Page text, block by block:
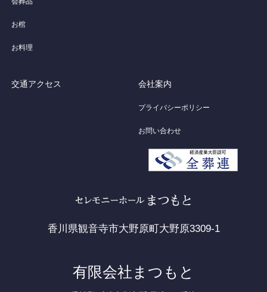
お棺
お料理
交通アクセス 会社案内
プライバシーポリシー
お問い合わせ
香川県観音寺市大野原町大野原3309-1
有限会社まつもと